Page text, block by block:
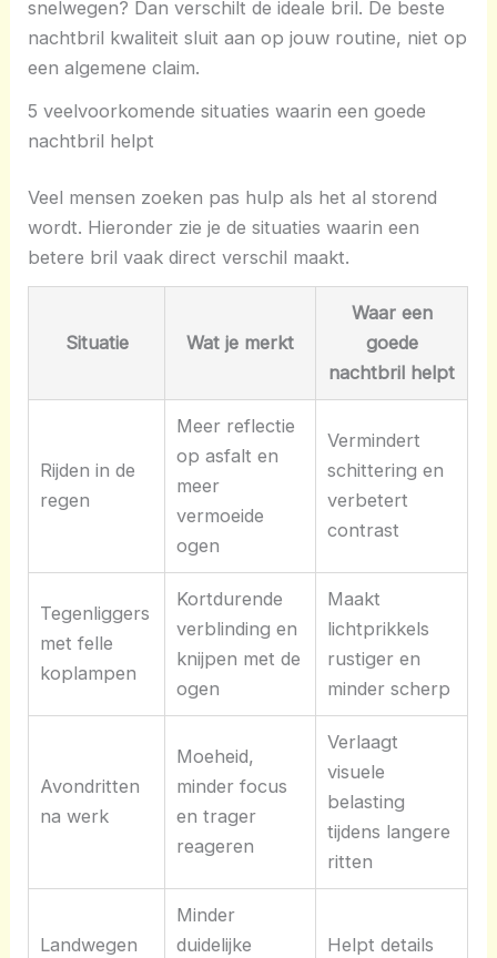
snelwegen? Dan verschilt de ideale bril. De beste
nachtbril kwaliteit sluit aan op jouw routine, niet op
een algemene claim.
5 veelvoorkomende situaties waarin een goede
nachtbril helpt
Veel mensen zoeken pas hulp als het al storend
wordt. Hieronder zie je de situaties waarin een
betere bril vaak direct verschil maakt.
Situatie Wat je merkt
Waar een
goede
nachtbril helpt
Rijden in de
regen
Meer reflectie
op asfalt en
meer
vermoeide
ogen
Vermindert
schittering en
verbetert
contrast
Tegenliggers
met felle
koplampen
Kortdurende
verblinding en
knijpen met de
ogen
Maakt
lichtprikkels
rustiger en
minder scherp
Avondritten
na werk
Moeheid,
minder focus
en trager
reageren
Verlaagt
visuele
belasting
tijdens langere
ritten
Landwegen
Minder
duidelijke
Helpt details